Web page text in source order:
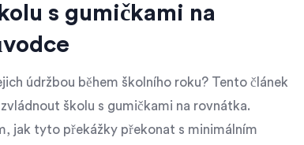
s gumičkami na
údržbou během školního roku? Tento článek
školu s gumičkami na rovnátka.
jak tyto překážky překonat s minimálním